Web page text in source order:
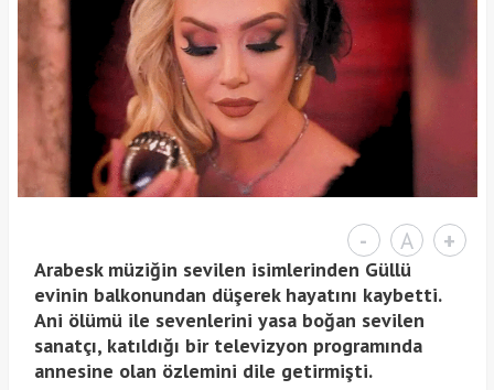
- A +
Arabesk müziğin sevilen isimlerinden Güllü
evinin balkonundan düşerek hayatını kaybetti.
Ani ölümü ile sevenlerini yasa boğan sevilen
sanatçı, katıldığı bir televizyon programında
annesine olan özlemini dile getirmişti.